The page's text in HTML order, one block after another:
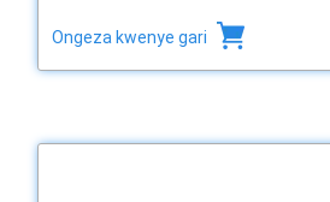
Ongeza kwenye gari